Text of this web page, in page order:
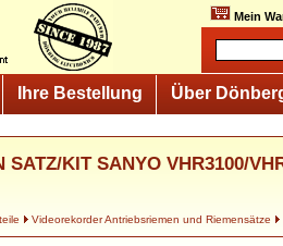
Mein
Ihre Bestellung Über
SATZ/KIT SANYO VHR3100/
Videorekorder Antriebsriemen und Riemensätze